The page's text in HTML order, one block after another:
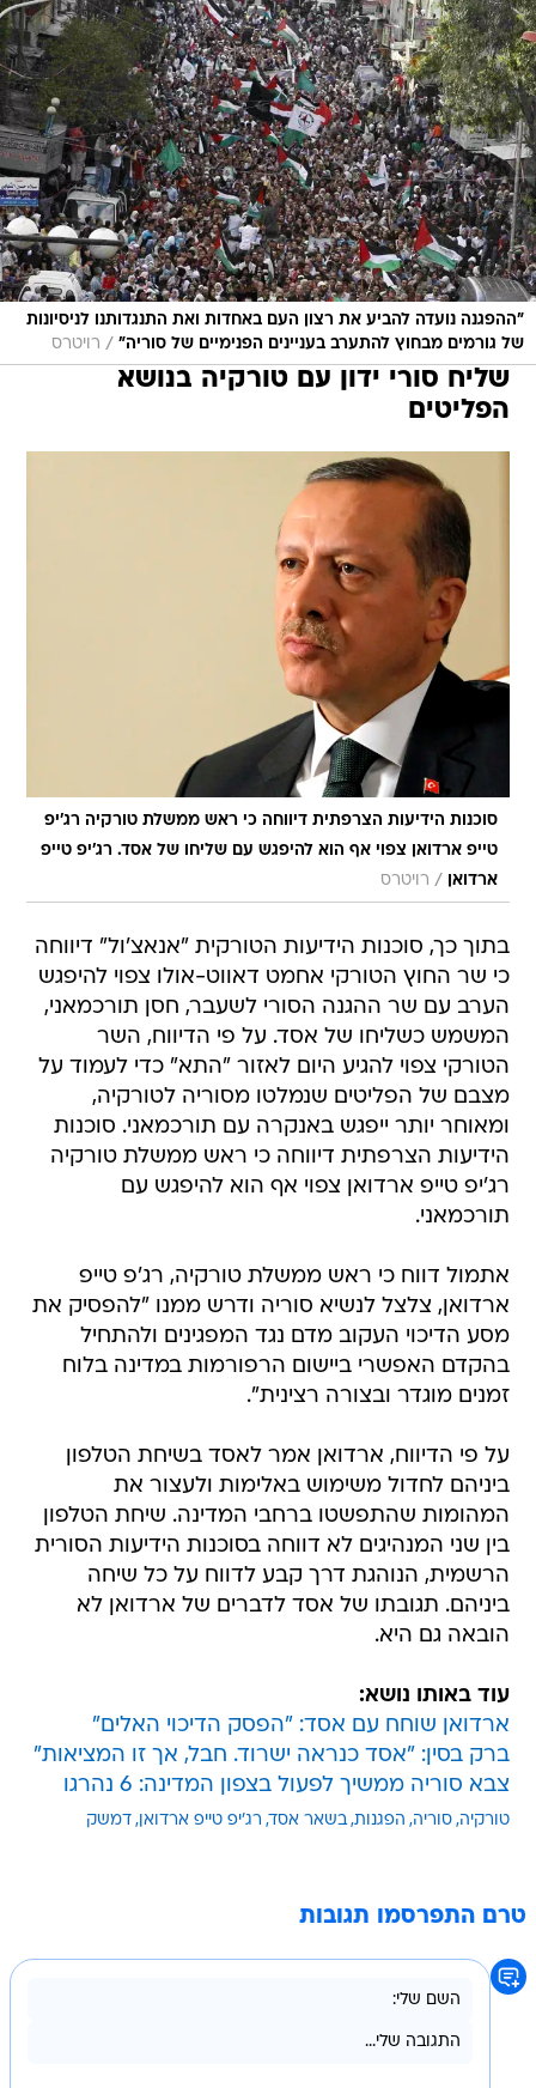
"ההפגנה נועדה להביע את רצון העם באחדות ואת התנגדותנו לניסיונות
של גורמים מבחוץ להתערב בעניינים הפנימיים של סוריה" / רויטרס
שליח סורי ידון עם טורקיה בנושא
הפליטים
סוכנות הידיעות הצרפתית דיווחה כי ראש ממשלת טורקיה רג'יפ
טייפ ארדואן צפוי אף הוא להיפגש עם שליחו של אסד. רג'יפ טייפ
ארדואן
/ רויטרס
בתוך כך, סוכנות הידיעות הטורקית "אנאצ'ול" דיווחה
כי שר החוץ הטורקי אחמט דאווט-אולו צפוי להיפגש
הערב עם שר ההגנה הסורי לשעבר, חסן תורכמאני,
המשמש כשליחו של אסד. על פי הדיווח, השר
הטורקי צפוי להגיע היום לאזור "התא" כדי לעמוד על
מצבם של הפליטים שנמלטו מסוריה לטורקיה,
ומאוחר יותר ייפגש באנקרה עם תורכמאני. סוכנות
הידיעות הצרפתית דיווחה כי ראש ממשלת טורקיה
רג'יפ טייפ ארדואן צפוי אף הוא להיפגש עם
תורכמאני.
אתמול דווח כי ראש ממשלת טורקיה, רג'פ טייפ
ארדואן, צלצל לנשיא סוריה ודרש ממנו "להפסיק את
מסע הדיכוי העקוב מדם נגד המפגינים ולהתחיל
בהקדם האפשרי ביישום הרפורמות במדינה בלוח
זמנים מוגדר ובצורה רצינית".
על פי הדיווח, ארדואן אמר לאסד בשיחת הטלפון
ביניהם לחדול משימוש באלימות ולעצור את
המהומות שהתפשטו ברחבי המדינה. שיחת הטלפון
בין שני המנהיגים לא דווחה בסוכנות הידיעות הסורית
הרשמית, הנוהגת דרך קבע לדווח על כל שיחה
ביניהם. תגובתו של אסד לדברים של ארדואן לא
הובאה גם היא.
עוד באותו נושא:
ארדואן שוחח עם אסד: "הפסק הדיכוי האלים"
ברק בסין: "אסד כנראה ישרוד. חבל, אך זו המציאות"
צבא סוריה ממשיך לפעול בצפון המדינה: 6 נהרגו
טורקיה סוריה הפגנות בשאר אסד רג'יפ טייפ ארדואן דמשק
טרם התפרסמו תגובות